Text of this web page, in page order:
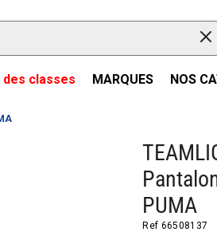
des classes MARQUES NOS
PUMA
Ref 66508137